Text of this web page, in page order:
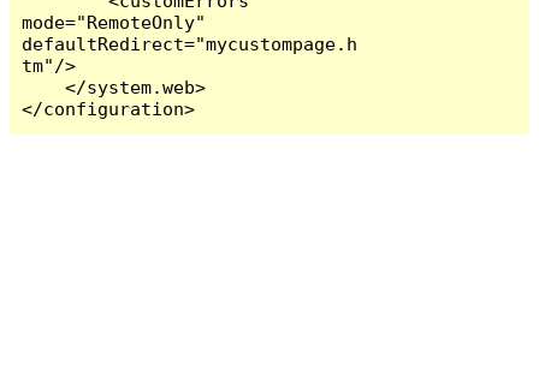
mode="RemoteOnly"
defaultRedirect="mycustompage.h
tm"/>
    </system.web>
</configuration>